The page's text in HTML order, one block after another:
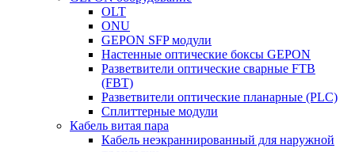
OLT
ONU
GEPON SFP модули
Настенные оптические боксы GEPON
Разветвители оптические сварные FTB
(FBT)
Разветвители оптические планарные (PLC)
Сплиттерные модули
Кабель витая пара
Кабель неэкраннированный для наружной